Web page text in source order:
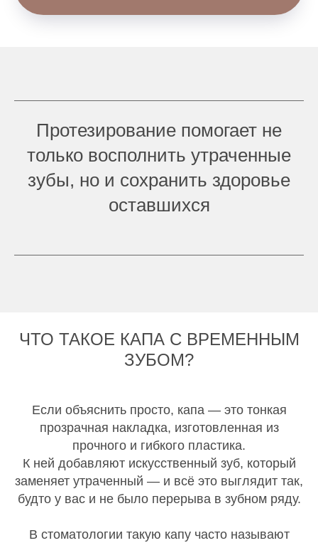
Протезирование помогает не
только восполнить утраченные
зубы, но и сохранить здоровье
оставшихся
ЧТО ТАКОЕ КАПА С ВРЕМЕННЫМ
ЗУБОМ?
Если объяснить просто, капа — это тонкая
прозрачная накладка, изготовленная из
прочного и гибкого пластика.
К ней добавляют искусственный зуб, который
заменяет утраченный — и всё это выглядит так,
будто у вас и не было перерыва в зубном ряду.
В стоматологии такую капу часто называют